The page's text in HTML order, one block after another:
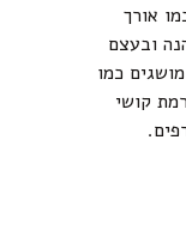
אורך
ובעצם
כמו
קושי